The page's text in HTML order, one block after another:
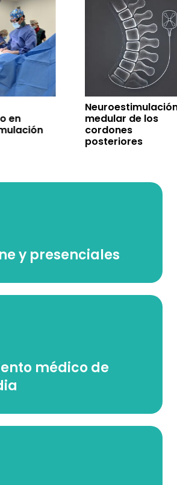
y presenciales
médico de
Neuroestimulación
medular de los
cordones
posteriores